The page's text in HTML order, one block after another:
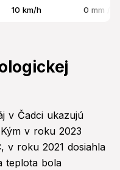
10 km/h 0 mm /
v Čadci ukazujú
v roku 2023
v roku 2021 dosiahla
teplota bola